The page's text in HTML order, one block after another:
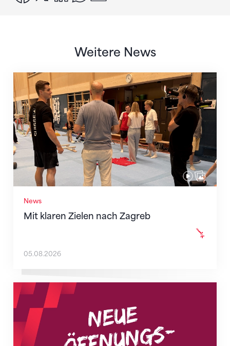
Weitere News
News
Mit klaren Zielen nach Zagreb
Mit klaren Zielen nach Zagreb
05.08.2026
Neue Empfangszeiten ab 1. August 2026